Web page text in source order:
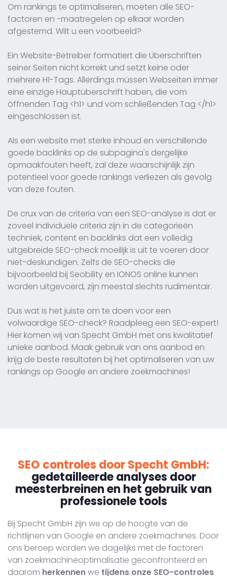
Om rankings te optimaliseren, moeten alle SEO-
factoren en -maatregelen op elkaar worden
afgestemd. Wilt u een voorbeeld?
Ein Website-Betreiber formatiert die Überschriften
seiner Seiten nicht korrekt und setzt keine oder
mehrere H1-Tags. Allerdings müssen Webseiten immer
eine einzige Hauptüberschrift haben, die vom
öffnenden Tag <h1> und vom schließenden Tag </h1>
eingeschlossen ist.
Als een website met sterke inhoud en verschillende
goede backlinks op de subpagina's dergelijke
opmaakfouten heeft, zal deze waarschijnlijk zijn
potentieel voor goede rankings verliezen als gevolg
van deze fouten.
De crux van de criteria van een SEO-analyse is dat er
zoveel individuele criteria zijn in de categorieën
techniek, content en backlinks dat een volledig
uitgebreide SEO-check moeilijk is uit te voeren door
niet-deskundigen. Zelfs de SEO-checks die
bijvoorbeeld bij Seobility en IONOS online kunnen
worden uitgevoerd, zijn meestal slechts rudimentair.
Dus wat is het juiste om te doen voor een
volwaardige SEO-check? Raadpleeg een SEO-expert!
Hier komen wij van Specht GmbH met ons kwalitatief
unieke aanbod. Maak gebruik van ons aanbod en
krijg de beste resultaten bij het optimaliseren van uw
rankings op Google en andere zoekmachines!
SEO controles door Specht GmbH:
gedetailleerde analyses door
meesterbreinen en het gebruik van
professionele tools
Bij Specht GmbH zijn we op de hoogte van de
richtlijnen van Google en andere zoekmachines. Door
ons beroep worden we dagelijks met de factoren
van zoekmachineoptimalisatie geconfronteerd en
daarom herkennenwe tijdens onze SEO-controles